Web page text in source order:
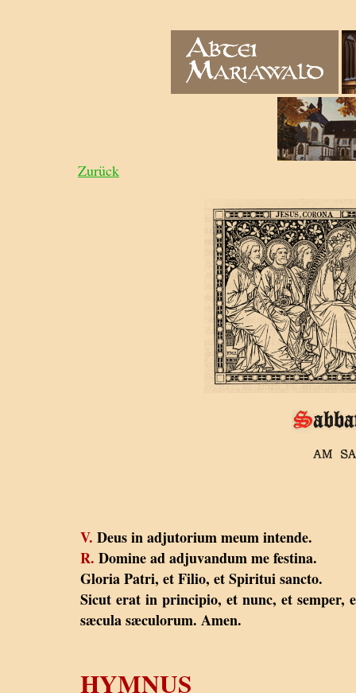
Zurück
V. Deus in adjutorium meum intende.
R. Domine ad adjuvandum me festina.
Gloria Patri, et Filio, et Spiritui sancto.
Sicut erat in principio, et nunc, et semper,
sæcula sæculorum. Amen.
HYMNUS